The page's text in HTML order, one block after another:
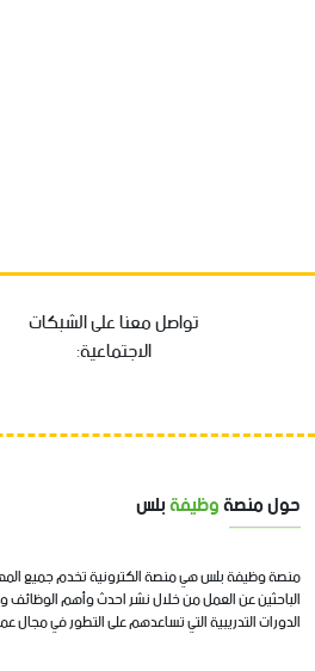
تواصل معنا على الشبكات
الاجتماعية:
حول منصةوظيفةبلس
منصة وظيفة بلس هي منصة الكترونية تخدم جميع
الباحثين عن العمل من خلال نشر احدث وأهم
الدورات التدريبية التي تساعدهم على التطور في مجال